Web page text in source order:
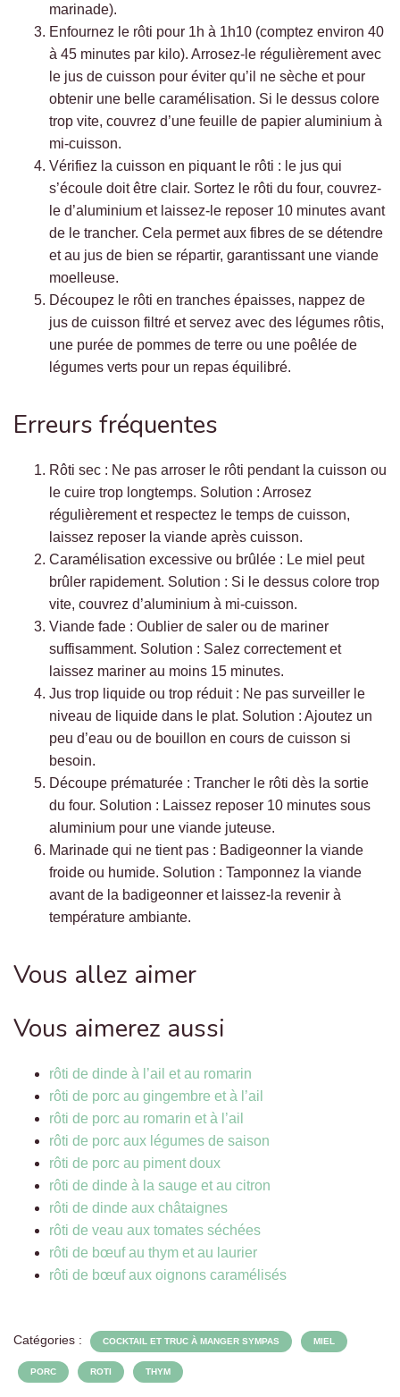
marinade).
Enfournez le rôti pour 1h à 1h10 (comptez environ 40
à 45 minutes par kilo). Arrosez-le régulièrement avec
le jus de cuisson pour éviter qu’il ne sèche et pour
obtenir une belle caramélisation. Si le dessus colore
trop vite, couvrez d’une feuille de papier aluminium à
mi-cuisson.
Vérifiez la cuisson en piquant le rôti : le jus qui
s’écoule doit être clair. Sortez le rôti du four, couvrez-
le d’aluminium et laissez-le reposer 10 minutes avant
de le trancher. Cela permet aux fibres de se détendre
et au jus de bien se répartir, garantissant une viande
moelleuse.
Découpez le rôti en tranches épaisses, nappez de
jus de cuisson filtré et servez avec des légumes rôtis,
une purée de pommes de terre ou une poêlée de
légumes verts pour un repas équilibré.
Erreurs fréquentes
Rôti sec : Ne pas arroser le rôti pendant la cuisson ou
le cuire trop longtemps. Solution : Arrosez
régulièrement et respectez le temps de cuisson,
laissez reposer la viande après cuisson.
Caramélisation excessive ou brûlée : Le miel peut
brûler rapidement. Solution : Si le dessus colore trop
vite, couvrez d’aluminium à mi-cuisson.
Viande fade : Oublier de saler ou de mariner
suffisamment. Solution : Salez correctement et
laissez mariner au moins 15 minutes.
Jus trop liquide ou trop réduit : Ne pas surveiller le
niveau de liquide dans le plat. Solution : Ajoutez un
peu d’eau ou de bouillon en cours de cuisson si
besoin.
Découpe prématurée : Trancher le rôti dès la sortie
du four. Solution : Laissez reposer 10 minutes sous
aluminium pour une viande juteuse.
Marinade qui ne tient pas : Badigeonner la viande
froide ou humide. Solution : Tamponnez la viande
avant de la badigeonner et laissez-la revenir à
température ambiante.
Vous allez aimer
Vous aimerez aussi
rôti de dinde à l’ail et au romarin
rôti de porc au gingembre et à l’ail
rôti de porc au romarin et à l’ail
rôti de porc aux légumes de saison
rôti de porc au piment doux
rôti de dinde à la sauge et au citron
rôti de dinde aux châtaignes
rôti de veau aux tomates séchées
rôti de bœuf au thym et au laurier
rôti de bœuf aux oignons caramélisés
Catégories : COCKTAIL ET TRUC À MANGER SYMPAS MIEL
PORC ROTI THYM